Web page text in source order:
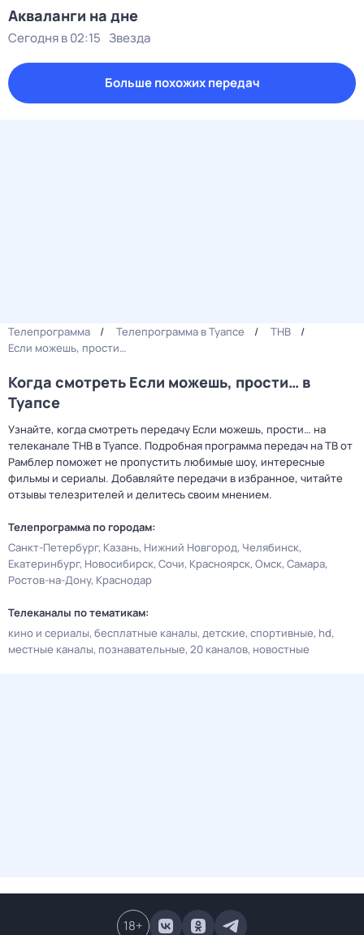
Акваланги на дне
Сегодня в 02:15 Звезда
Больше похожих передач
Телепрограмма Телепрограмма в Туапсе
ТНВ
Если можешь, прости…
Когда смотреть Если можешь, прости… в
Туапсе
Узнайте, когда смотреть передачу Если можешь, прости… на
телеканале ТНВ в Туапсе. Подробная программа передач на ТВ от
Рамблер поможет не пропустить любимые шоу, интересные
фильмы и сериалы. Добавляйте передачи в избранное, читайте
отзывы телезрителей и делитесь своим мнением.
Телепрограмма по городам:
Санкт-Петербург Казань Нижний Новгород Челябинск
Екатеринбург Новосибирск Сочи Красноярск Омск Самара
Ростов-на-Дону Краснодар
Телеканалы по тематикам:
кино и сериалы бесплатные каналы детские спортивные hd
местные каналы познавательные 20 каналов новостные
18+